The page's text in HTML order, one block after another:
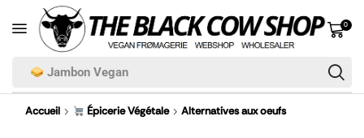
Jambon Vegan
0
Accueil Épicerie Végétale Alternatives aux oeufs